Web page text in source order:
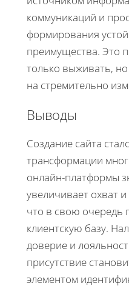
коммуникаций и
формирования
преимущества. Это
только выживать,
на стремительно
Выводы
Создание сайта
трансформации
онлайн-платформы
увеличивает охват
что в свою очередь
клиентскую базу.
доверие и
присутствие
элементом